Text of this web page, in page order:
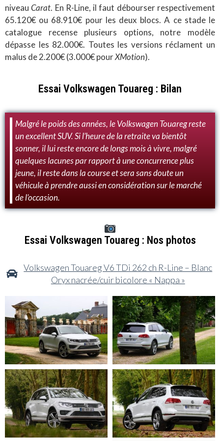
niveauCarat. En R-Line, il faut débourser respectivement
65.120€ ou 68.910€ pour les deux blocs. A ce stade le
catalogue recense plusieurs options, notre modèle
dépasse les 82.000€. Toutes les versions réclament un
malus de 2.200€ (3.000€ pourXMotion).
Essai Volkswagen Touareg : Bilan
Malgré le poids des années, le Volkswagen Touareg reste
un excellent SUV. Si l’heure de la retraite va bientôt
sonner, il lui reste encore de longs mois à vivre, malgré
quelques lacunes par rapport à une concurrence plus
jeune, il reste dans la course et sera sans doute un
véhicule à prendre aussi en considération sur le marché
de l’occasion.
Essai Volkswagen Touareg : Nos photos
Volkswagen Touareg V6 TDi 262 ch R-Line – Blanc
Oryx nacrée/cuir bicolore « Nappa »